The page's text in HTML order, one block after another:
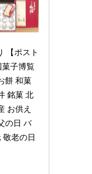
【ポスト
子博覧
餅 和菓
銘菓 北
お供え
の日 バ
老の日